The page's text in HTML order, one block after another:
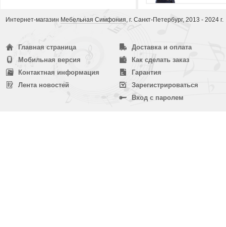
Интернет-магазин Мебельная Симфония, г. Санкт-Петербург, 2013 - 2024 г.
Главная страница
Мобильная версия
Контактная информация
Лента новостей
Доставка и оплата
Как сделать заказ
Гарантия
Зарегистрироваться
Вход с паролем